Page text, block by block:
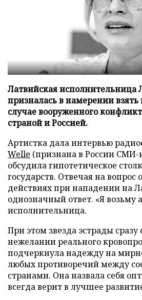
Латвийская исполнительница
призналась в намерении взять
случае вооруженного
страной и Россией.
Артистка дала интервью
Welle (признана в России СМИ-
обсудила гипотетическое
государств. Отвечая на
действиях при нападении на
однозначный ответ. «Я возьму
исполнительница.
При этом звезда эстрады сразу
нежелании реального
подчеркнула надежду на
любых противоречий между
странами. Она назвала себя
всегда верит в лучшее